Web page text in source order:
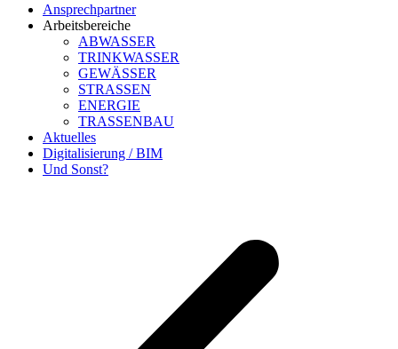
Ansprechpartner
Arbeitsbereiche
ABWASSER
TRINKWASSER
GEWÄSSER
STRASSEN
ENERGIE
TRASSENBAU
Aktuelles
Digitalisierung / BIM
Und Sonst?